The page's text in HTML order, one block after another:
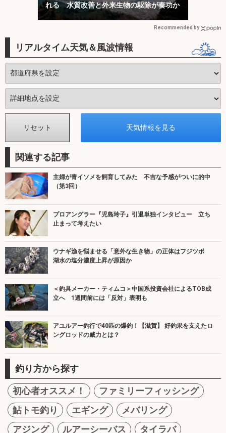
れる 水質改善と外来生物の駆除が奏功か
Recommended by
リアルタイム天気＆風波情報
関連する記事
主婦が青イソメを飼育してみた 不吉な予感がついに的中
（第3回）
プロアングラー『児島玲子』引退単独インタビュー 立ち
止まって考えたい
ウナギ漁を悩ませる「意外な生き物」の正体はフジツボ
湖水の塩分濃度上昇が原因か
＜釣具メーカー・ティムコ＞中国系投資会社によるTOB成
立へ 1週間前には「反対」表明も
アユルアー釣行で40匹の爆釣！【滋賀】 好釣果を支えたロ
ングロッドの威力とは？
釣り方から探す
初心者オススメ！
ファミリーフィッシング
鮎トモ釣り
エギング
メバリング
アジング
ルアーシーバス タイラバ